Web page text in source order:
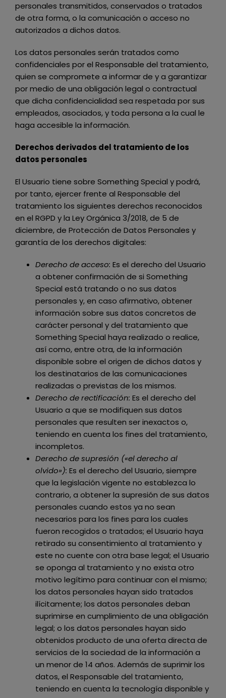
personales transmitidos, conservados o tratados
de otra forma, o la comunicación o acceso no
autorizados a dichos datos.
Los datos personales serán tratados como
confidenciales por el Responsable del tratamiento,
quien se compromete a informar de y a garantizar
por medio de una obligación legal o contractual
que dicha confidencialidad sea respetada por sus
empleados, asociados, y toda persona a la cual le
haga accesible la información.
Derechos derivados del tratamiento de los
datos personales
El Usuario tiene sobre Something Special y podrá,
por tanto, ejercer frente al Responsable del
tratamiento los siguientes derechos reconocidos
en el RGPD y la Ley Orgánica 3/2018, de 5 de
diciembre, de Protección de Datos Personales y
garantía de los derechos digitales:
Derecho de acceso: Es el derecho del Usuario
a obtener confirmación de si Something
Special está tratando o no sus datos
personales y, en caso afirmativo, obtener
información sobre sus datos concretos de
carácter personal y del tratamiento que
Something Special haya realizado o realice,
así como, entre otra, de la información
disponible sobre el origen de dichos datos y
los destinatarios de las comunicaciones
realizadas o previstas de los mismos.
Derecho de rectificación: Es el derecho del
Usuario a que se modifiquen sus datos
personales que resulten ser inexactos o,
teniendo en cuenta los fines del tratamiento,
incompletos.
Derecho de supresión («el derecho al
olvido»): Es el derecho del Usuario, siempre
que la legislación vigente no establezca lo
contrario, a obtener la supresión de sus datos
personales cuando estos ya no sean
necesarios para los fines para los cuales
fueron recogidos o tratados; el Usuario haya
retirado su consentimiento al tratamiento y
este no cuente con otra base legal; el Usuario
se oponga al tratamiento y no exista otro
motivo legítimo para continuar con el mismo;
los datos personales hayan sido tratados
ilícitamente; los datos personales deban
suprimirse en cumplimiento de una obligación
legal; o los datos personales hayan sido
obtenidos producto de una oferta directa de
servicios de la sociedad de la información a
un menor de 14 años. Además de suprimir los
datos, el Responsable del tratamiento,
teniendo en cuenta la tecnología disponible y